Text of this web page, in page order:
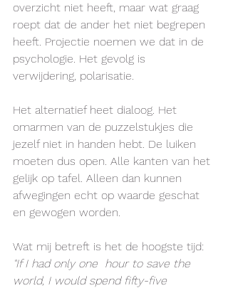
overzicht niet heeft, maar wat graag
roept dat de ander het niet begrepen
heeft. Projectie noemen we dat in de
psychologie. Het gevolg is
verwijdering, polarisatie.
Het alternatief heet dialoog. Het
omarmen van de puzzelstukjes die
jezelf niet in handen hebt. De luiken
moeten dus open. Alle kanten van het
gelijk op tafel. Alleen dan kunnen
afwegingen echt op waarde geschat
en gewogen worden.
Wat mij betreft is het de hoogste tijd:
"If I had only one  hour to save the
world, I would spend fifty-five